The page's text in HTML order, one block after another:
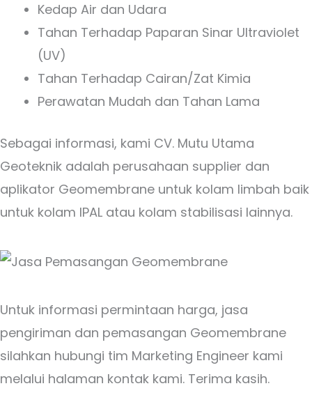
Kedap Air dan Udara
Tahan Terhadap Paparan Sinar Ultraviolet
(UV)
Tahan Terhadap Cairan/Zat Kimia
Perawatan Mudah dan Tahan Lama
Sebagai informasi, kami CV. Mutu Utama
Geoteknik adalah perusahaan supplier dan
aplikator Geomembrane untuk kolam limbah baik
untuk kolam IPAL atau kolam stabilisasi lainnya.
Untuk informasi permintaan harga, jasa
pengiriman dan pemasangan Geomembrane
silahkan hubungi tim Marketing Engineer kami
melalui halaman kontak kami. Terima kasih.